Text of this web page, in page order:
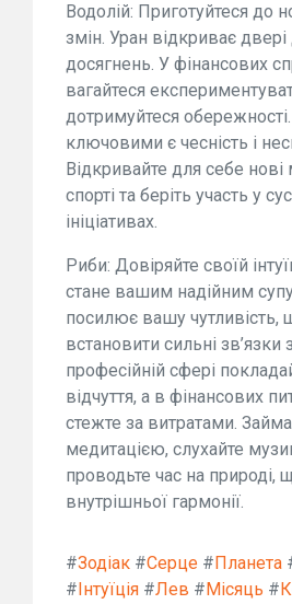
Водолій: Приготуйтеся до
змін. Уран відкриває
досягнень. У фінансових
вагайтеся
дотримуйтеся
ключовими є чесність і
Відкривайте для себе
спорті та беріть участь у
ініціативах.
Риби: Довіряйте своїй
стане вашим надійним
посилює вашу
встановити сильні
професійній сфері
відчуття, а в фінансових
стежте за витратами.
медитацією, слухайте
проводьте час на природі,
внутрішньої гармонії.
#Зодіак #Серце #Планета
#Інтуїція #Лев #Місяць #